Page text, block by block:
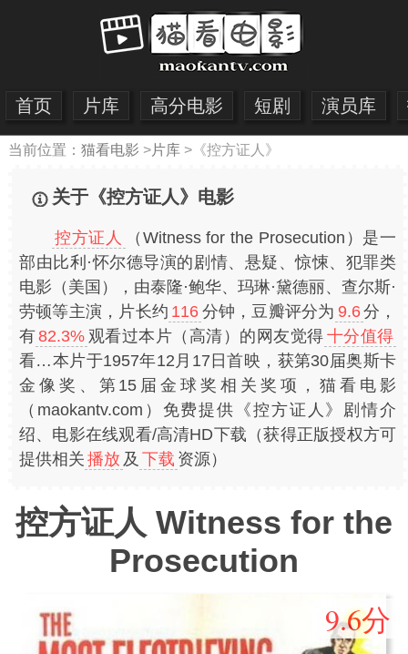
首页 片库 高分电影 短剧 演员库
当前位置： 猫看电影 >片库>《控方证人》
关于《控方证人》电影
控方证人
（Witness for the Prosecution）是一
部由比利·怀尔德导演的剧情、悬疑、惊悚、犯罪类
电影（美国），由泰隆·鲍华、玛琳·黛德丽、查尔斯·
劳顿等主演，片长约 116 分钟，豆瓣评分为 9.6分，
有82.3% 观看过本片（高清）的网友觉得 十分值得
看…本片于1957年12月17日首映，获第30届奥斯卡
金像奖、第15届金球奖相关奖项，猫看电影
（maokantv.com）免费提供《控方证人》剧情介
绍、电影在线观看/高清HD下载（获得正版授权方可
提供相关 播放 及 下载 资源）
控方证人 Witness for the
Prosecution
9.6分